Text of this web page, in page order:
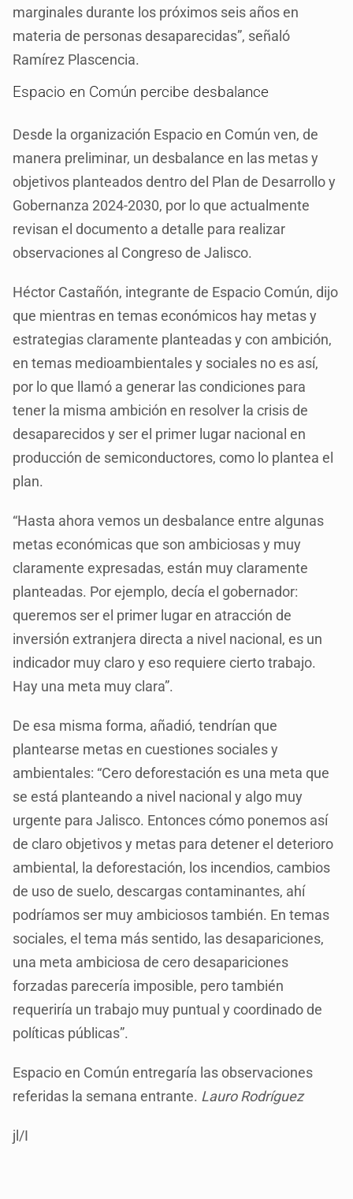
marginales durante los próximos seis años en
materia de personas desaparecidas”, señaló
Ramírez Plascencia.
Espacio en Común percibe desbalance
Desde la organización Espacio en Común ven, de
manera preliminar, un desbalance en las metas y
objetivos planteados dentro del Plan de Desarrollo y
Gobernanza 2024-2030, por lo que actualmente
revisan el documento a detalle para realizar
observaciones al Congreso de Jalisco.
Héctor Castañón, integrante de Espacio Común, dijo
que mientras en temas económicos hay metas y
estrategias claramente planteadas y con ambición,
en temas medioambientales y sociales no es así,
por lo que llamó a generar las condiciones para
tener la misma ambición en resolver la crisis de
desaparecidos y ser el primer lugar nacional en
producción de semiconductores, como lo plantea el
plan.
“Hasta ahora vemos un desbalance entre algunas
metas económicas que son ambiciosas y muy
claramente expresadas, están muy claramente
planteadas. Por ejemplo, decía el gobernador:
queremos ser el primer lugar en atracción de
inversión extranjera directa a nivel nacional, es un
indicador muy claro y eso requiere cierto trabajo.
Hay una meta muy clara”.
De esa misma forma, añadió, tendrían que
plantearse metas en cuestiones sociales y
ambientales: “Cero deforestación es una meta que
se está planteando a nivel nacional y algo muy
urgente para Jalisco. Entonces cómo ponemos así
de claro objetivos y metas para detener el deterioro
ambiental, la deforestación, los incendios, cambios
de uso de suelo, descargas contaminantes, ahí
podríamos ser muy ambiciosos también. En temas
sociales, el tema más sentido, las desapariciones,
una meta ambiciosa de cero desapariciones
forzadas parecería imposible, pero también
requeriría un trabajo muy puntual y coordinado de
políticas públicas”.
Espacio en Común entregaría las observaciones
referidas la semana entrante. Lauro Rodríguez
jl/I